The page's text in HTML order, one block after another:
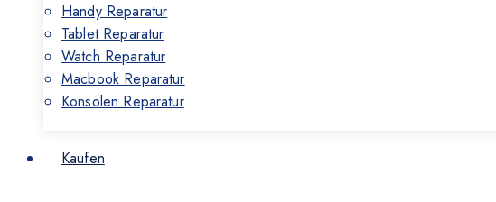
Handy Reparatur
Tablet Reparatur
Watch Reparatur
Macbook Reparatur
Konsolen Reparatur
Kaufen